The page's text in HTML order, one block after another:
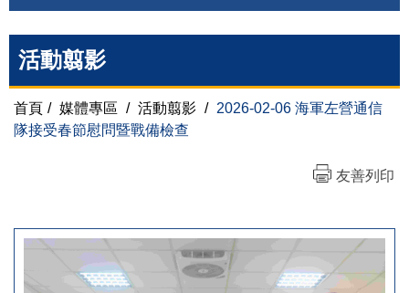
活動翦影
首頁 / 媒體專區 / 活動翦影 / 2026-02-06 海軍左營通信
隊接受春節慰問暨戰備檢查
友善列印